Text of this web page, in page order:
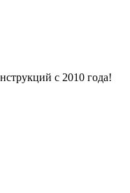
с 2010 года!